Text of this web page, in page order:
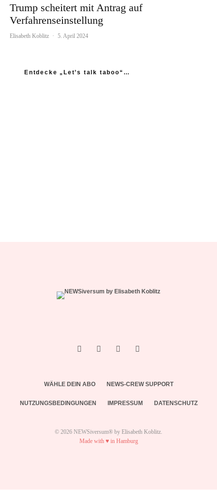
Trump scheitert mit Antrag auf
Verfahrenseinstellung
Elisabeth Koblitz · 5. April 2024
Entdecke „Let’s talk taboo“…
WÄHLE DEIN ABO NEWS-CREW SUPPORT
NUTZUNGSBEDINGUNGEN IMPRESSUM DATENSCHUTZ
© 2026 NEWSiversum® by Elisabeth Koblitz.
Made with ♥ in Hamburg